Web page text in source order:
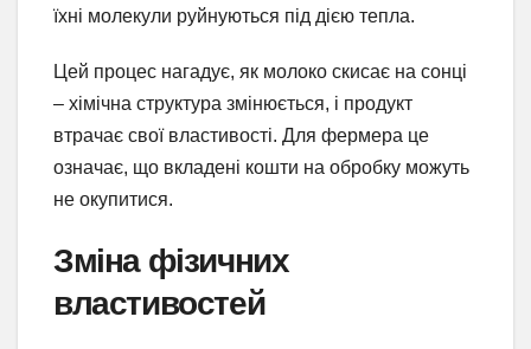
їхні молекули руйнуються під дією тепла.
Цей процес нагадує, як молоко скисає на сонці
– хімічна структура змінюється, і продукт
втрачає свої властивості. Для фермера це
означає, що вкладені кошти на обробку можуть
не окупитися.
Зміна фізичних
властивостей